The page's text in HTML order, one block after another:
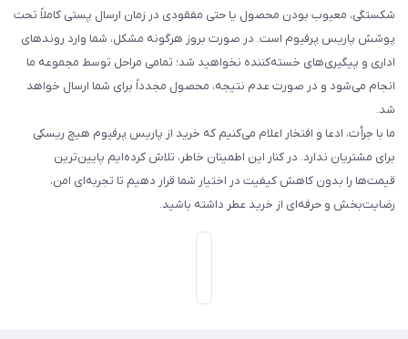
شکستگی، معیوب بودن محصول یا حتی مفقودی در زمان ارسال پستی کاملاً تحت
پوشش پاریس پرفیوم است. در صورت بروز هرگونه مشکل، شما وارد روندهای
اداری و پیگیری‌های خسته‌کننده نخواهید شد؛ تمامی مراحل توسط مجموعه ما
انجام می‌شود و در صورت عدم نتیجه، محصول مجدداً برای شما ارسال خواهد
شد.
ما با جرأت، ادعا و افتخار اعلام می‌کنیم که خرید از پاریس پرفیوم هیچ ریسکی
برای مشتریان ندارد. در کنار این اطمینان خاطر، تلاش کرده‌ایم پایین‌ترین
قیمت‌ها را بدون کاهش کیفیت در اختیار شما قرار دهیم تا تجربه‌ای امن،
رضایت‌بخش و حرفه‌ای از خرید عطر داشته باشید.